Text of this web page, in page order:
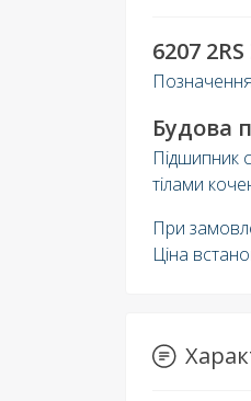
6207
Будова
Підшипник
тілами
При
Ціна